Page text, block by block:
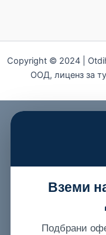
Copyright © 2024 |
ООД, лиценз за
Вземи
Подбрани